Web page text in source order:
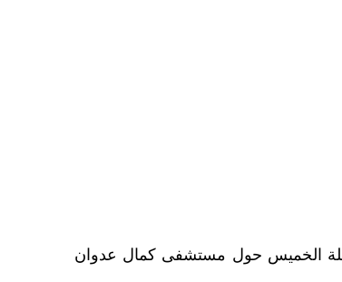
ليلة الخميس حول مستشفى كمال عدوان